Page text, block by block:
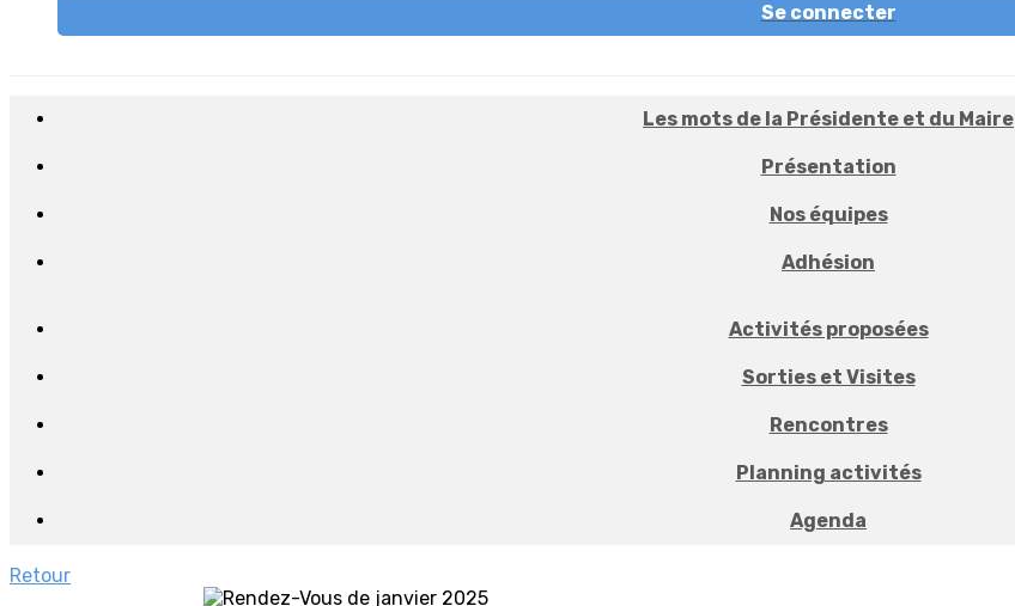
Se connecter
Les mots de la Présidente et du Maire
Présentation
Nos équipes
Adhésion
Activités proposées
Sorties et Visites
Rencontres
Planning activités
Agenda
Retour